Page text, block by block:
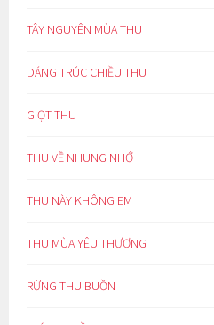
TÂY NGUYÊN MÙA THU
DÁNG TRÚC CHIỀU THU
GIỌT THU
THU VỀ NHUNG NHỚ
THU NÀY KHÔNG EM
THU MÙA YÊU THƯƠNG
RỪNG THU BUỒN